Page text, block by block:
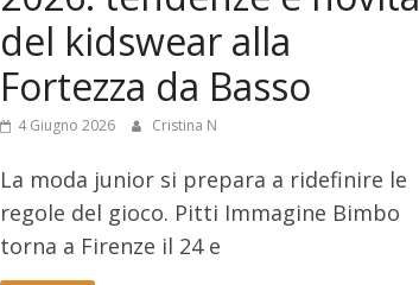
del kidswear alla
Fortezza da Basso
4 Giugno 2026 Cristina N
La moda junior si prepara a ridefinire le
regole del gioco. Pitti Immagine Bimbo
torna a Firenze il 24 e